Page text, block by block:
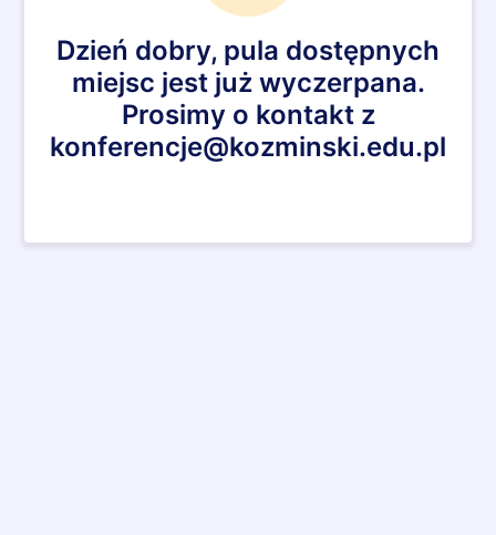
Dzień dobry, pula dostępnych
miejsc jest już wyczerpana.
Prosimy o kontakt z
konferencje@kozminski.edu.pl